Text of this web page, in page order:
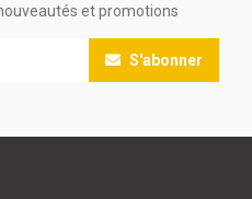
et promotions
S'abonner